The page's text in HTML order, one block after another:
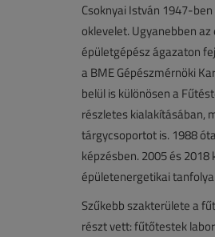
Csoknyai István 1947-
oklevelet. Ugyanebben
épületgépész ágazaton
a BME Gépészmérnöki
belül is különösen a
részletes kialakításában,
tárgycsoportot is. 1988
képzésben. 2005 és
épületenergetikai
Szűkebb szakterülete a
részt vett: fűtőtestek